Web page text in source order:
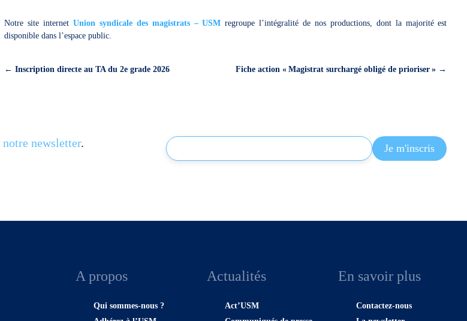
Notre site internetUnion syndicale des magistrats – USM regroupe l’intégralité de nos productions, dont la majorité est
disponible dans l’espace public.
←Inscription directe au TA du 2e grade 2026 Fiche action « Magistrat surchargé obligé de prioriser » →
notre newsletter.
A propos
Qui sommes-nous ?
Actualités
Act’USM
En savoir plus
Contactez-nous